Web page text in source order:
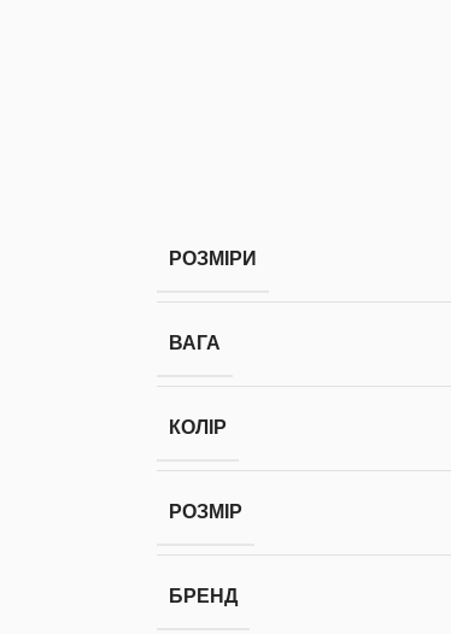
РОЗМІРИ
ВАГА
КОЛІР
РОЗМІР
БРЕНД